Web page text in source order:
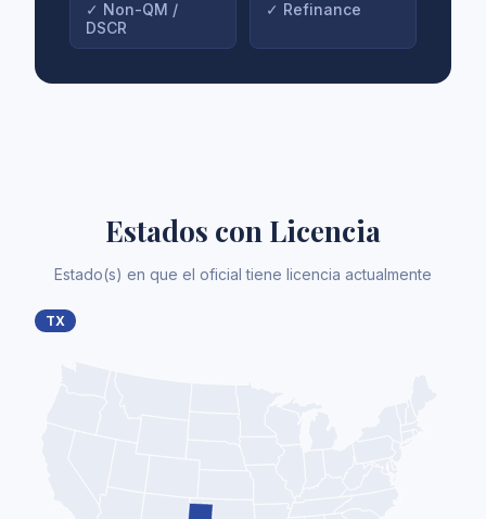
✓ Non-QM /
DSCR
✓ Refinance
Estados con Licencia
Estado(s) en que el oficial tiene licencia actualmente
TX